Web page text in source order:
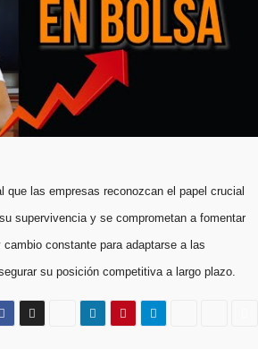
que las empresas reconozcan el papel crucial
supervivencia y se comprometan a fomentar
constante para adaptarse a las
su posición competitiva a largo plazo.